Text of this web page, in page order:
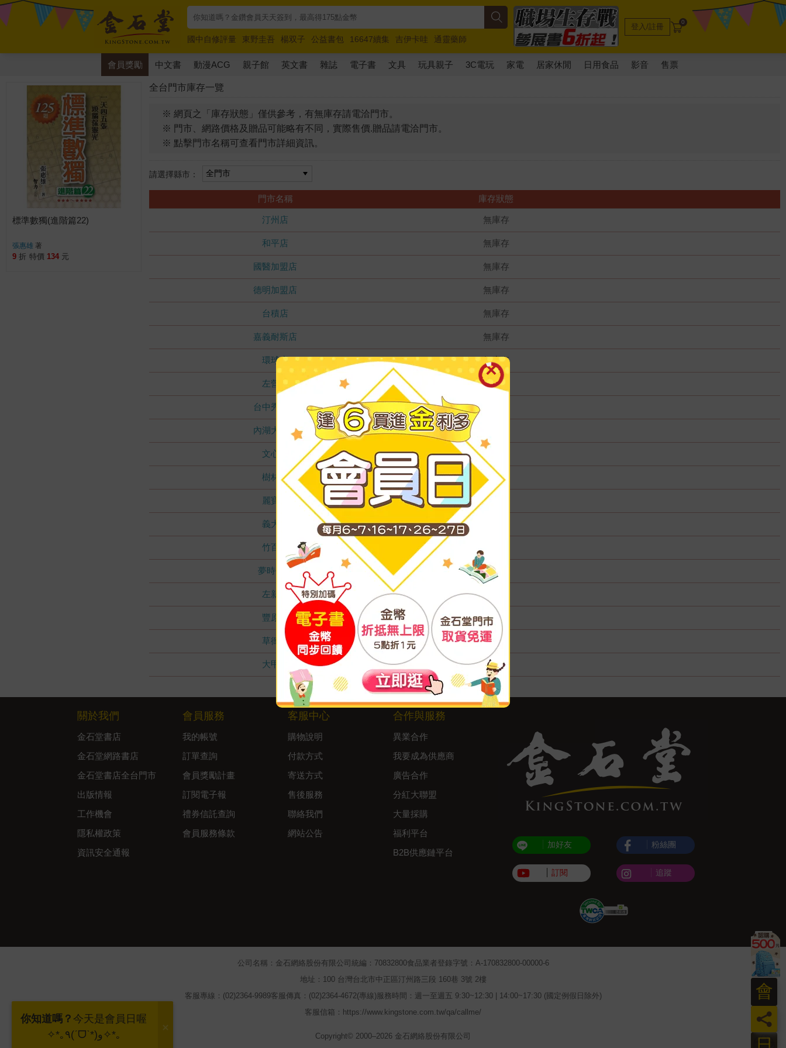
國中自修評量 東野圭吾 楊双子 公益書包 16647續集 吉伊卡哇
通靈藥師
唯紅花綻放
奧德賽 路邊攤新作 馬斯克 玩具總動員5 超慢跑
登入/註冊 0
會員獎勵 中文書 動漫ACG 親子館 英文書 雜誌 電子書 文具 玩具親子 3C電玩 家電 居家休閒 日用食品 影音 售票
全台門市庫存一覽
※ 網頁之「庫存狀態」僅供參考，有無庫存請電洽門市。
※ 門市、網路價格及贈品可能略有不同，實際售價.贈品請電洽門市。
※ 點擊門市名稱可查看門市詳細資訊。
請選擇縣市：
門市名稱 庫存狀態
汀州店 無庫存
和平店 無庫存
國醫加盟店 無庫存
德明加盟店 無庫存
台積店 無庫存
嘉義耐斯店 無庫存
環球店 無庫存
左營店 無庫存
台中秀泰店
內湖大潤發
文心店
樹林店 無庫存
麗寶店 無庫存
義大店
竹百店
夢時代店 無庫存
左新店
豐原店 無庫存
草衙店 無庫存
大甲店 無庫存
標準數獨(進階篇22)
張惠雄 著
9 折 特價 134 元
員
會
關於我們
金石堂書店
金石堂網路書店
金石堂書店全台門市
出版情報
工作機會
隱私權政策
資訊安全通報
會員服務
我的帳號
訂單查詢
會員獎勵計畫
訂閱電子報
禮券信託查詢
會員服務條款
客服中心
購物說明
付款方式
寄送方式
售後服務
聯絡我們
網站公告
合作與服務
異業合作
我要成為供應商
廣告合作
分紅大聯盟
大量採購
福利平台
B2B供應鏈平台
加好友
訂閱
粉絲團
追蹤
公司名稱：金石網絡股份有限公司 統編：70832800食品業者登錄字號：A-170832800-00000-6
地址：100 台灣台北市中正區汀州路三段 160巷 3號 2樓
客服專線：(02)2364-9989客服傳真：(02)2364-4672(專線) 服務時間：週一至週五 9:30~12:30 | 14:00~17:30 (國定例假日除外)
客服信箱：https://www.kingstone.com.tw/qa/callme/
Copyright© 2000–2026 金石網絡股份有限公司
你知道嗎？ 今天是會員日喔
✧*｡٩(ˊᗜˋ*)و✧*｡